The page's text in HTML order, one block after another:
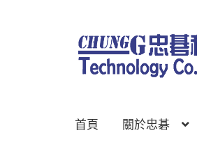
跳
至
導
跳
至
主
容
首頁 關於忠碁